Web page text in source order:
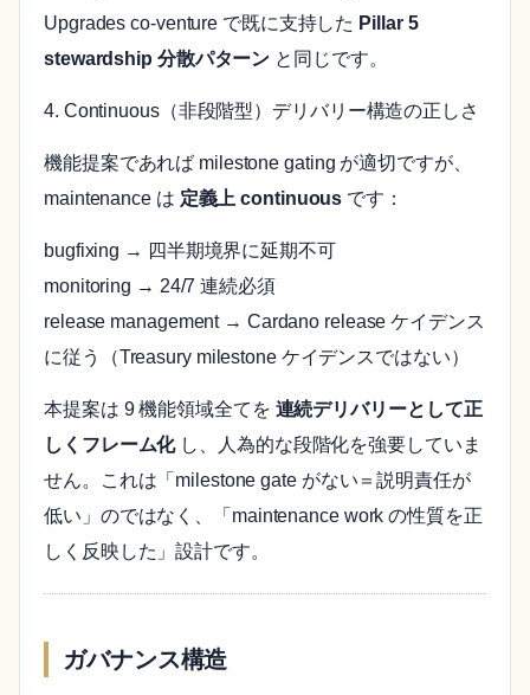
Upgrades co-venture で既に支持した Pillar 5
stewardship 分散パターン と同じです。
4. Continuous（非段階型）デリバリー構造の正しさ
機能提案であれば milestone gating が適切ですが、
maintenance は 定義上 continuous です：
bugfixing → 四半期境界に延期不可
monitoring → 24/7 連続必須
release management → Cardano release ケイデンス
に従う（Treasury milestone ケイデンスではない）
本提案は 9 機能領域全てを 連続デリバリーとして正
しくフレーム化し、人為的な段階化を強要していま
せん。これは「milestone gate がない＝説明責任が
低い」のではなく、「maintenance work の性質を正
しく反映した」設計です。
ガバナンス構造